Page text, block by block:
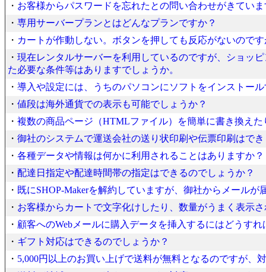
・ お客様からパスワードを忘れたとの問い合わせがきてい
・ 専用サーバープランとはどんなプランですか？
・ カートが作動しない。ボタンを押しても反応がないのです
・ 現在レンタルサーバーを利用しているのですが、ショッ
た必要な条件等はありますでしょうか。
・ 導入や設定には、うちのパソコンにソフトをインストー
・ 値段は海外通貨での表示も可能でしょうか？
・ 複数の商品ページ（HTMLファイル）を簡単に書き換え
・ 御社のシステムで運送会社の送り状印刷や伝票印刷はで
・ 各種データや情報は何かに利用されることはありますか？
・ 配達日指定や配達時間帯の指定はできるのでしょうか？
・ 既にSHOP-Makerを解約していますが、御社からメールが
・ お客様からカートで文字化けしたり、数量がうまく表示
・ 顧客へのWebメールに購入データを挿入するにはどうす
・ ギフト対応はできるのでしょうか？
・ 5,000円以上のお買い上げで送料が無料となるのですが、